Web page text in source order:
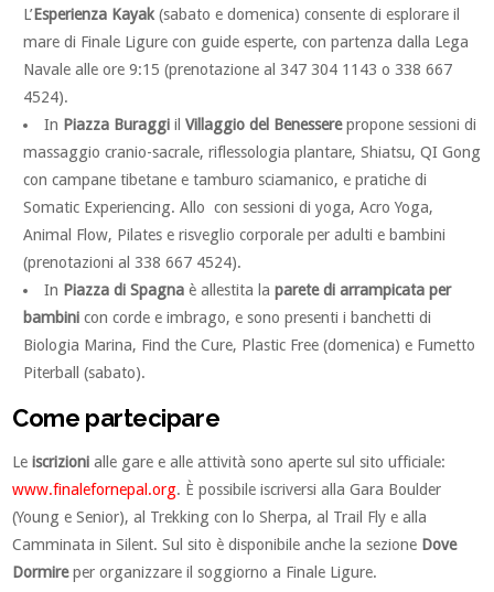
L’Esperienza Kayak (sabato e domenica) consente di esplorare il
mare di Finale Ligure con guide esperte, con partenza dalla Lega
Navale alle ore 9:15 (prenotazione al 347 304 1143 o 338 667
4524).
In Piazza Buraggi ilVillaggio del Benesserepropone sessioni di
massaggio cranio-sacrale, riflessologia plantare, Shiatsu, QI Gong
con campane tibetane e tamburo sciamanico, e pratiche di
Somatic Experiencing. Allo con sessioni di yoga, Acro Yoga,
Animal Flow, Pilates e risveglio corporale per adulti e bambini
(prenotazioni al 338 667 4524).
In Piazza di Spagna è allestita laparete di arrampicata per
bambini con corde e imbrago, e sono presenti i banchetti di
Biologia Marina, Find the Cure, Plastic Free (domenica) e Fumetto
Piterball (sabato).
Come partecipare
Leiscrizioni alle gare e alle attività sono aperte sul sito ufficiale:
www.finalefornepal.org. È possibile iscriversi alla Gara Boulder
(Young e Senior), al Trekking con lo Sherpa, al Trail Fly e alla
Camminata in Silent. Sul sito è disponibile anche la sezione Dove
Dormireper organizzare il soggiorno a Finale Ligure.